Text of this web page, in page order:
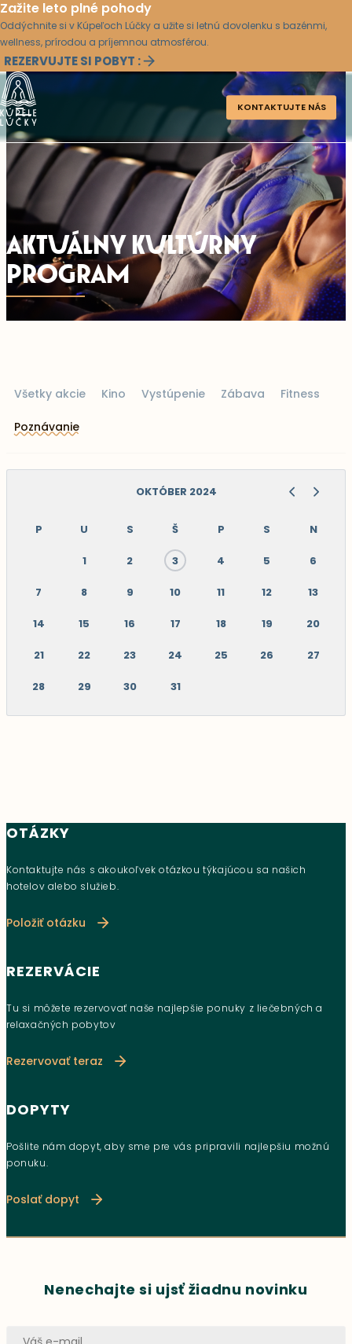
Zažite leto plné pohody
Oddýchnite si v Kúpeľoch Lúčky a užite si letnú dovolenku s bazénmi,
wellness, prírodou a príjemnou atmosférou.
REZERVUJTE SI POBYT :
KONTAKTUJTE NÁS
AKTUÁLNY KULTÚRNY
PROGRAM
Všetky akcie Kino Vystúpenie Zábava Fitness
Poznávanie
OKTÓBER 2024
P U S Š P S N
1 2 3 4 5 6
7 8 9 10 11 12 13
14 15 16 17 18 19 20
21 22 23 24 25 26 27
28 29 30 31
OTÁZKY
Kontaktujte nás s akoukoľvek otázkou týkajúcou sa našich
hotelov alebo služieb.
Položiť otázku
REZERVÁCIE
Tu si môžete rezervovať naše najlepšie ponuky z liečebných a
relaxačných pobytov
Rezervovať teraz
DOPYTY
Pošlite nám dopyt, aby sme pre vás pripravili najlepšiu možnú
ponuku.
Poslať dopyt
Nenechajte si ujsť žiadnu novinku